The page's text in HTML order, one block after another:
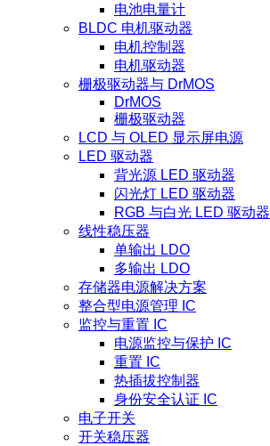
电池电量计
BLDC 电机驱动器
电机控制器
电机驱动器
栅极驱动器与 DrMOS
DrMOS
栅极驱动器
LCD 与 OLED 显示屏电源
LED 驱动器
背光源 LED 驱动器
闪光灯 LED 驱动器
RGB 与白光 LED 驱动器
线性稳压器
单输出 LDO
多输出 LDO
存储器电源解决方案
整合型电源管理 IC
监控与重置 IC
电源监控与保护 IC
重置 IC
热插拔控制器
身份安全认证 IC
电子开关
开关稳压器